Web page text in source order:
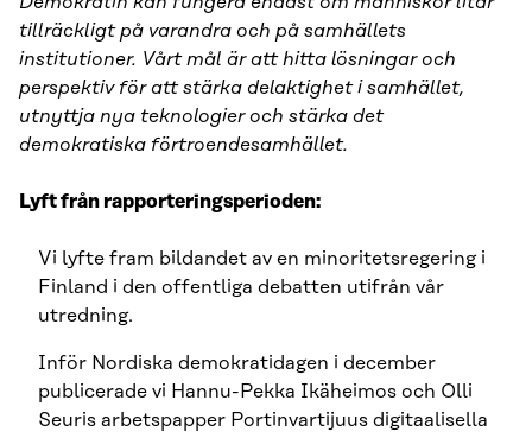
tillräckligt på varandra och på samhällets
institutioner. Vårt mål är att hitta lösningar och
perspektiv för att stärka delaktighet i samhället,
utnyttja nya teknologier och stärka det
demokratiska förtroendesamhället.
Lyft från rapporteringsperioden:
Vi lyfte fram bildandet av en minoritetsregering i
Finland i den offentliga debatten utifrån vår
utredning.
Inför Nordiska demokratidagen i december
publicerade vi Hannu-Pekka Ikäheimos och Olli
Seuris arbetspapper Portinvartijuus digitaalisella